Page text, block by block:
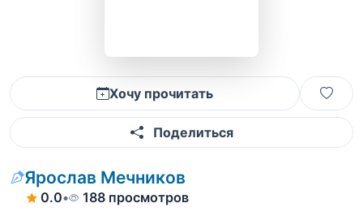
Хочу прочитать
Поделиться
Ярослав Мечников
0.0• 188 просмотров